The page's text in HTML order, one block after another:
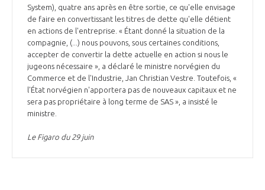
System), quatre ans après en être sortie, ce qu'elle envisage
de faire en convertissant les titres de dette qu'elle détient
en actions de l'entreprise. « Étant donné la situation de la
compagnie, (...) nous pouvons, sous certaines conditions,
accepter de convertir la dette actuelle en action si nous le
jugeons nécessaire », a déclaré le ministre norvégien du
Commerce et de l'Industrie, Jan Christian Vestre. Toutefois, «
l'État norvégien n'apportera pas de nouveaux capitaux et ne
sera pas propriétaire à long terme de SAS », a insisté le
ministre.
Le Figaro du 29 juin